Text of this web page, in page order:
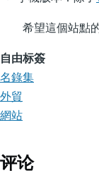
希望這個站點的
自由标簽
名錄集
外貿
網站
评论